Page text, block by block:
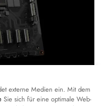
externe Medien ein. Mit dem
Sie sich für eine optimale Web-